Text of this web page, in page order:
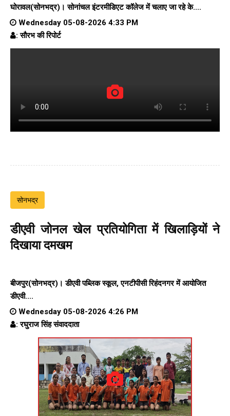
घोरावल(सोनभद्र)। सोनांचल इंटरमीडिएट कॉलेजमें चलाए जा रहे के....
Wednesday 05-08-2026 4:33 PM
: सौरभ की रिपोर्ट
सोनभद्र
डीएवी जोनल खेल प्रतियोगिता में खिलाड़ियों ने
दिखाया दमखम
बीजपुर(सोनभद्र)। डीएवी पब्लिक स्कूल, एनटीपीसी रिहंदनगर में आयोजित
डीएवी....
Wednesday 05-08-2026 4:26 PM
: रघुराज सिंह संवाददाता